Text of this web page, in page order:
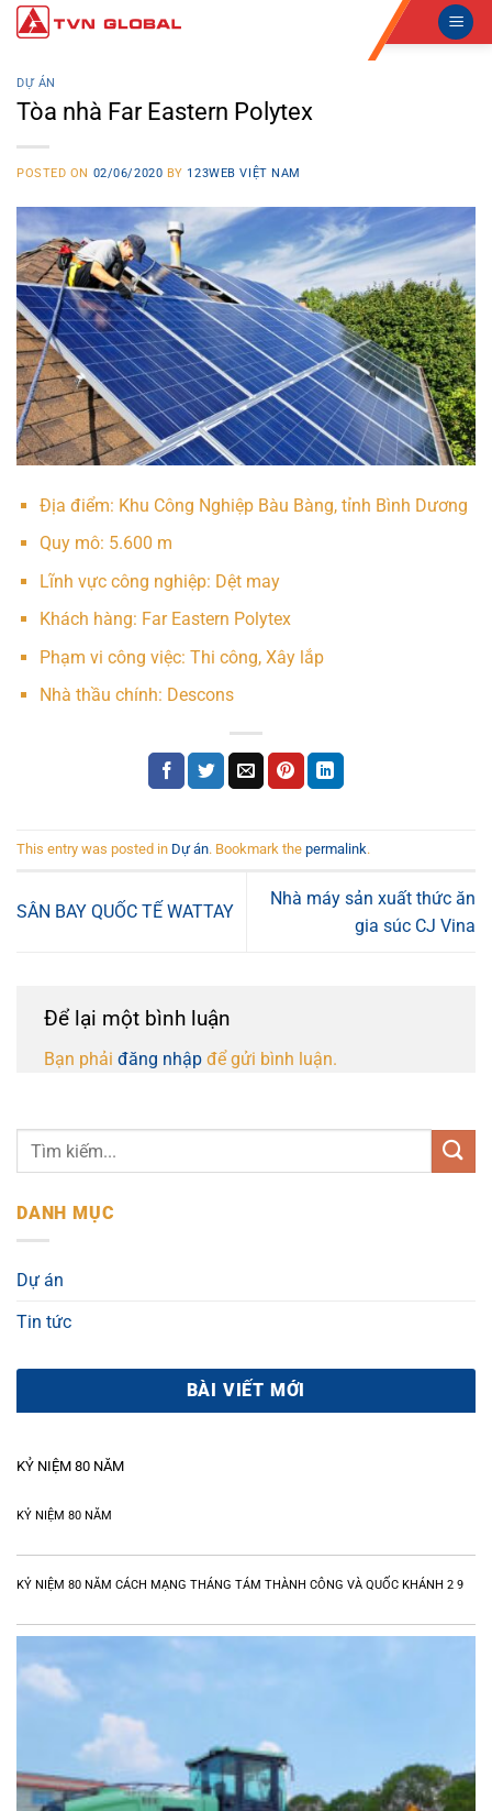
Skip
DỰ ÁN
Tòa nhà Far Eastern Polytex
POSTED ON 02/06/2020 BY 123WEB VIỆT NAM
Địa điểm: Khu Công Nghiệp Bàu Bàng, tỉnh Bình Dương
Quy mô: 5.600 m
Lĩnh vực công nghiệp: Dệt may
Khách hàng: Far Eastern Polytex
Phạm vi công việc: Thi công, Xây lắp
Nhà thầu chính: Descons
This entry was posted in Dự án. Bookmark the permalink.
SÂN BAY QUỐC TẾ WATTAY
Nhà máy sản xuất thức ăn
gia súc CJ Vina
Để lại một bình luận
Bạn phải đăng nhập để gửi bình luận.
DANH MỤC
Dự án
Tin tức
BÀI VIẾT MỚI
KỶ NIỆM 80 NĂM
KỶ NIỆM 80 NĂM
KỶ NIỆM 80 NĂM CÁCH MẠNG THÁNG TÁM THÀNH CÔNG VÀ QUỐC KHÁNH 2 9